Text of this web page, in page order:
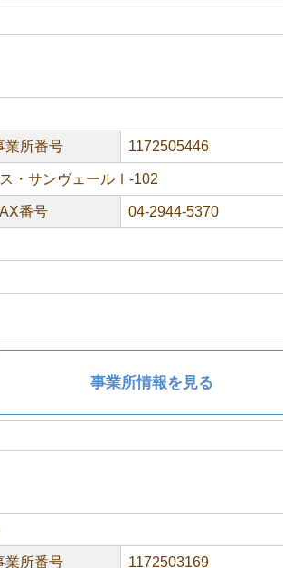
業所番号 1172505446
・サンヴェールⅠ-102
番号 04-2944-5370
事業所情報を見る
業所番号 1172503169